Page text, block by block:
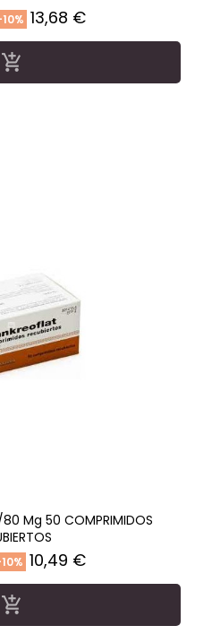
Precio
13,68 €

80 Mg 50 COMPRIMIDOS
Precio
10,49 €
